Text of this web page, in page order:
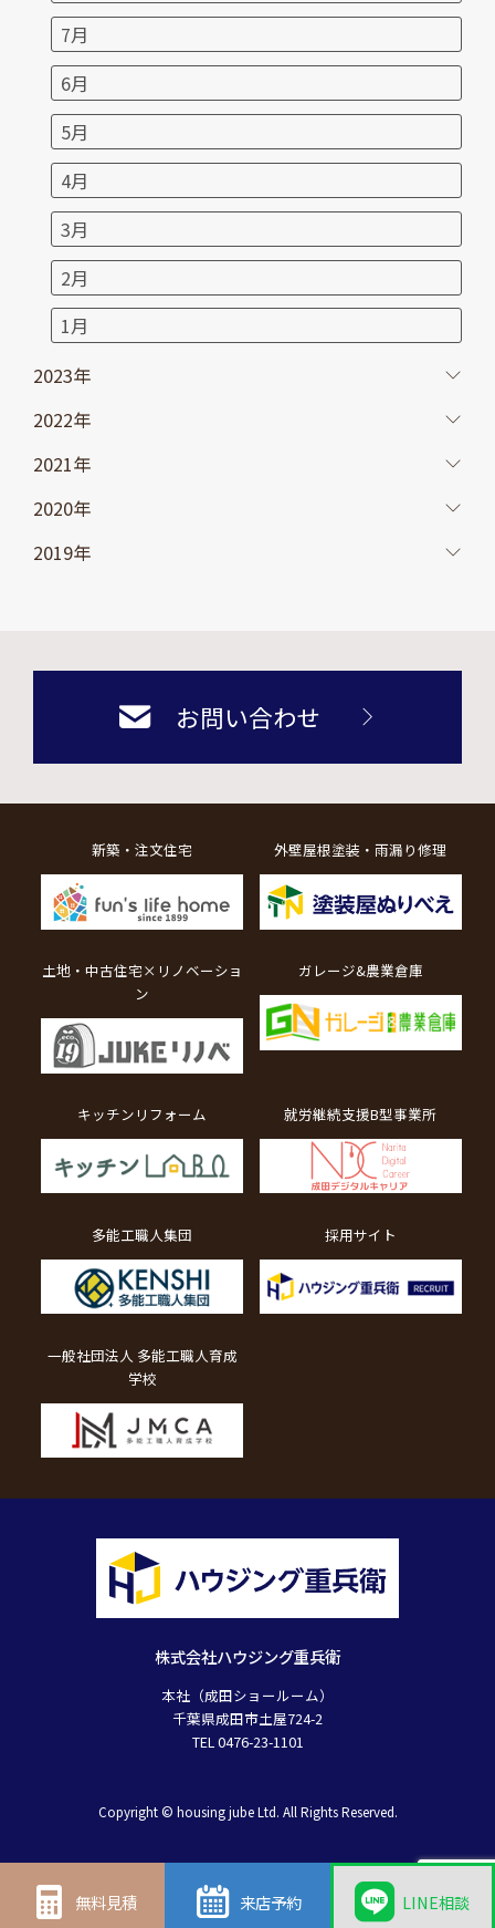
7月
6月
5月
4月
3月
2月
1月
2023年
2022年
2021年
2020年
2019年
お問い合わせ
株式会社ハウジング重兵衛
本社（成田ショールーム）
千葉県成田市土屋724-2
TEL 0476-23-1101
新築・注文住宅 外壁屋根塗装・雨漏り修理
土地・中古住宅×リノベーショ
ン
ガレージ&農業倉庫
キッチンリフォーム 就労継続支援B型事業所
多能工職人集団 採用サイト
一般社団法人 多能工職人育成
学校
Copyright © housing jube Ltd. All Rights Reserved.
無料見積 来店予約 LINE相談